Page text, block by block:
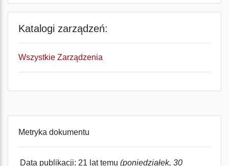
Katalogi zarządzeń:
Wszystkie Zarządzenia
Metryka dokumentu
Data publikacji: 21 lat temu (poniedziałek, 30